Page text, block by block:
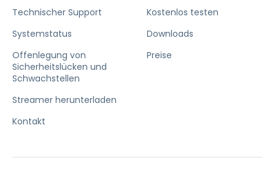
Technischer Support
Systemstatus
Offenlegung von
Sicherheitslücken und
Schwachstellen
Streamer herunterladen
Kontakt
Kostenlos testen
Downloads
Preise